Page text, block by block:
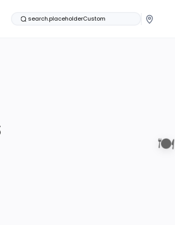
search.placeholderCustom
🍽️